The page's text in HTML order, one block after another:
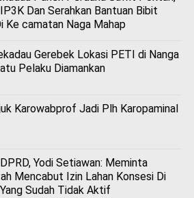
Dan Serahkan Bantuan Bibit
Ke camatan Naga Mahap
Gerebek Lokasi PETI di Nanga
Pelaku Diamankan
Karowabprof Jadi Plh Karopaminal
Yodi Setiawan: Meminta
Mencabut Izin Lahan Konsesi Di
Sudah Tidak Aktif